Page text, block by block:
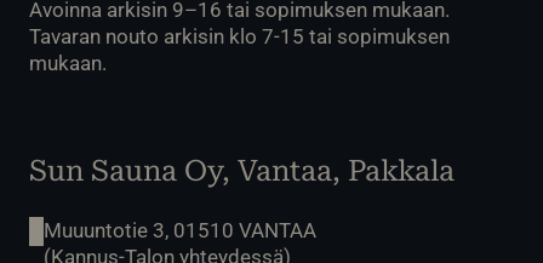
Avoinna arkisin 9–16 tai sopimuksen mukaan.
Tavaran nouto arkisin klo 7-15 tai sopimuksen
mukaan.
Sun Sauna Oy, Vantaa, Pakkala
Muuuntotie 3, 01510 VANTAA
(Kannus-Talon yhteydessä)